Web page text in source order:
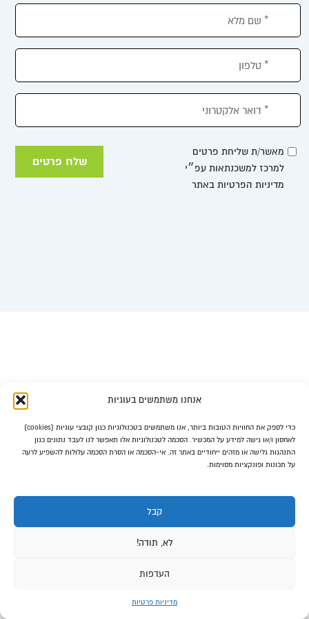
אנחנו משתמשים בעוגיות
כדי לספק את החוויות הטובות ביותר, אנו משתמשים בטכנולוגיות כגון קובצי עוגיות (cookies)
לאחסון ו/או גישה למידע על המכשיר. הסכמה לטכנולוגיות אלו תאפשר לנו לעבד נתונים כגון
התנהגות גלישה או מזהים ייחודיים באתר זה. אי-הסכמה או הסרת הסכמה עלולות להשפיע לרעה
על תכונות ופונקציות מסוימות.
קבל
לא, תודה!
העדפות
מדיניות פרטיות
מאשר/ת שליחת פרטים
למרכז למשכנתאות עפ״י
מדיניות הפרטיות באתר